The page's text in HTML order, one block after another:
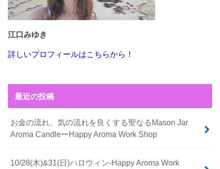
江口みゆき
詳しいプロフィールはこちらから！
最近の投稿
お金の流れ、気の流れを良くする聖なるMason Jar
Aroma CandleーHappy Aroma Work Shop
10/28(木)&31(日)ハロウィン-Happy Aroma Work